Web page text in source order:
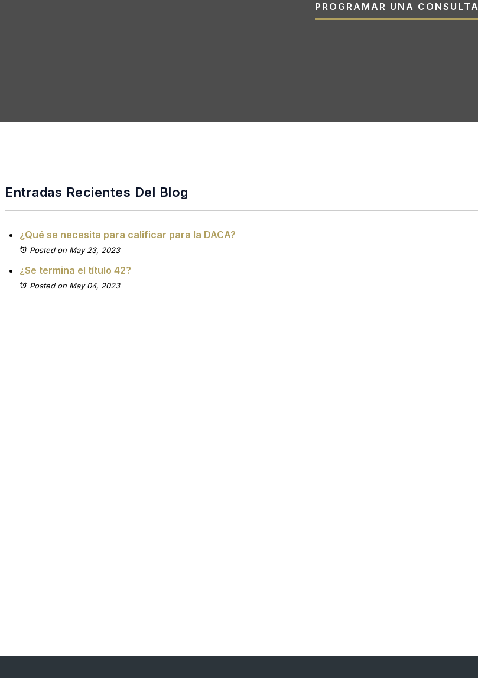
PROGRAMAR UNA CONSULTA
Entradas Recientes Del Blog
¿Qué se necesita para calificar para la DACA?
Posted on May 23, 2023
¿Se termina el título 42?
Posted on May 04, 2023